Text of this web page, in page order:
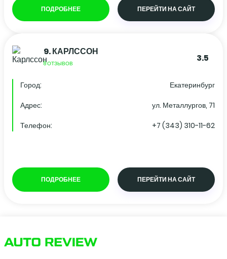
ПОДРОБНЕЕ ПЕРЕЙТИ НА САЙТ
9.КАРЛССОН
8 ОТЗЫВОВ 3.5
Город:
Екатеринбург
Адрес:
ул. Металлургов, 71
Телефон:
+7 (343) 310-11-62
ПОДРОБНЕЕ ПЕРЕЙТИ НА САЙТ